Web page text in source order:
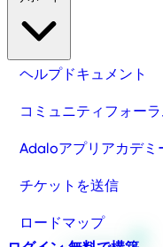
ヘルプドキュメント
コミュニティフォーラ
Adaloアプリアカデミ
チケットを送信
ロードマップ